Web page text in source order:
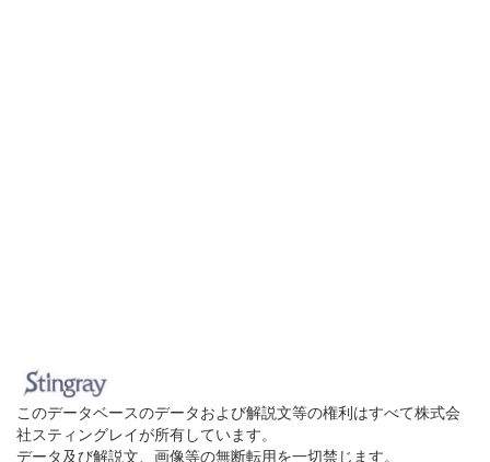
このデータベースのデータおよび解説文等の権利はすべて株式会
社スティングレイが所有しています。
データ及び解説文、画像等の無断転用を一切禁じます。